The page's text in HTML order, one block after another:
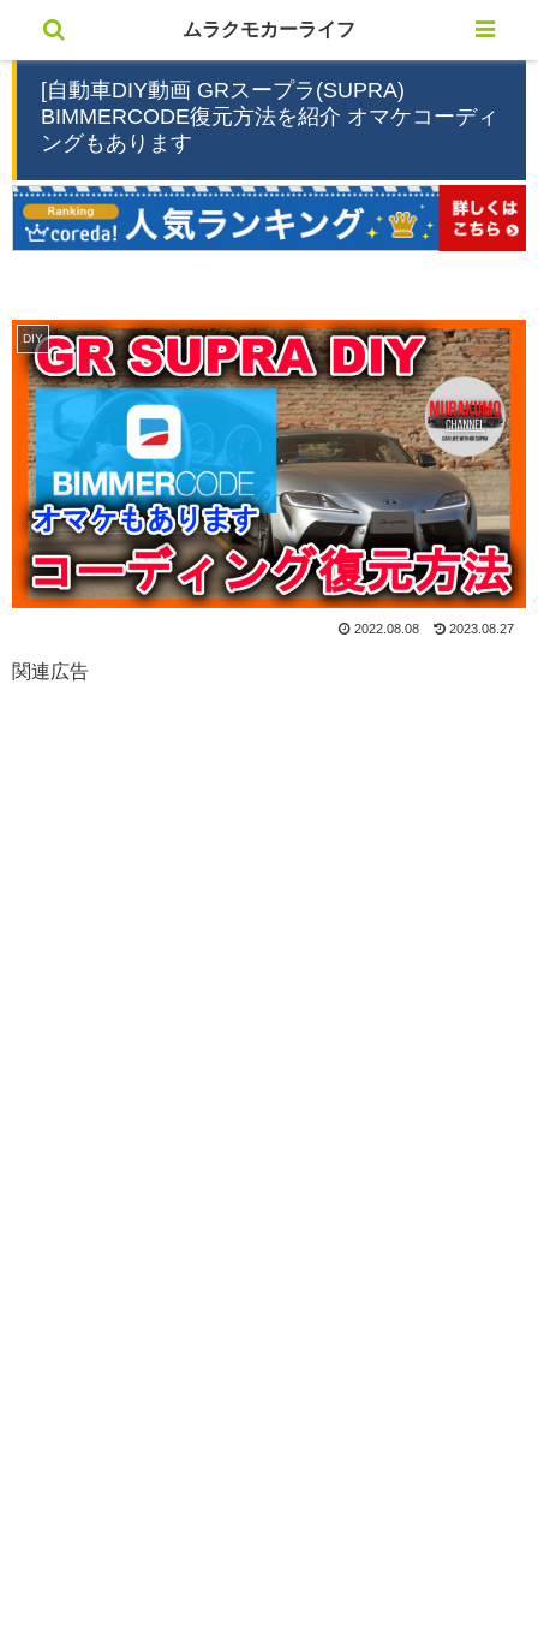
[自動車DIY動画 GRスープラ(SUPRA)
BIMMERCODE復元方法を紹介 オマケコーディ
ングもあります
DIY
2022.08.08 2023.08.27
関連広告
ムラクモカーライフ